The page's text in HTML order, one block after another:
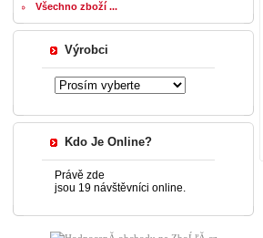
Všechno zboží ...
Výrobci
Kdo Je Online?
Právě zde
jsou 19 návštěvníci online.